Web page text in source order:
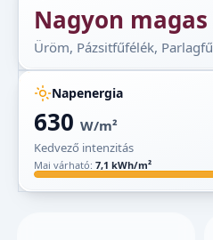
Nagyon magas
Üröm, Pázsitfűfélék, Parlagfű
Napenergia
630 W/m²
Kedvező intenzitás
Mai várható: 7,1 kWh/m²